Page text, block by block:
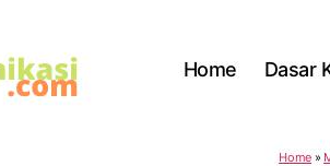
Home Dasar
Home»